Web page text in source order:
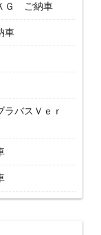
Ｇ ご納車
車
バスＶｅｒ